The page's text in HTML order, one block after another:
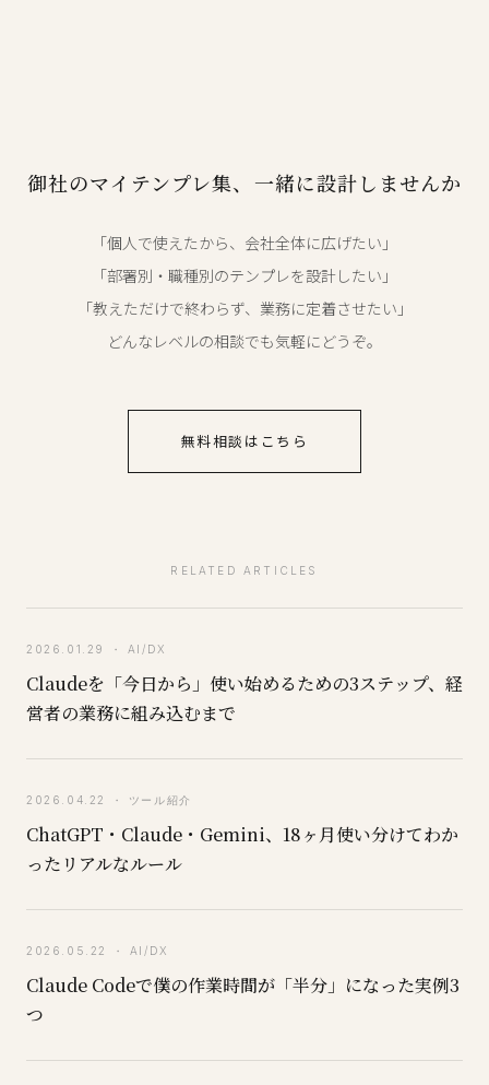
御社のマイテンプレ集、一緒に設計しませんか
「個人で使えたから、会社全体に広げたい」
「部署別・職種別のテンプレを設計したい」
「教えただけで終わらず、業務に定着させたい」
どんなレベルの相談でも気軽にどうぞ。
無料相談はこちら
RELATED ARTICLES
2026.01.29 ・ AI/DX
Claudeを「今日から」使い始めるための3ステップ、経
営者の業務に組み込むまで
2026.04.22 ・ ツール紹介
ChatGPT・Claude・Gemini、18ヶ月使い分けてわか
ったリアルなルール
2026.05.22 ・ AI/DX
Claude Codeで僕の作業時間が「半分」になった実例3
つ